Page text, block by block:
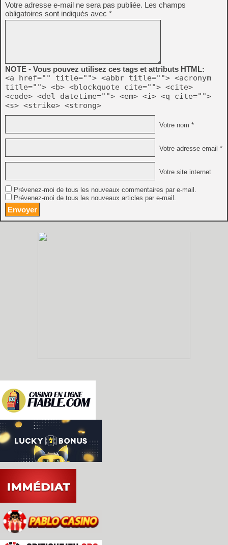
Votre adresse e-mail ne sera pas publiée. Les champs
obligatoires sont indiqués avec *
NOTE - Vous pouvez utilisez ces tags et attributs HTML:
<a href="" title=""> <abbr title=""> <acronym
title=""> <b> <blockquote cite=""> <cite>
<code> <del datetime=""> <em> <i> <q cite="">
<s> <strike> <strong>
Votre nom *
Votre adresse email *
Votre site internet
Prévenez-moi de tous les nouveaux commentaires par e-mail.
Prévenez-moi de tous les nouveaux articles par e-mail.